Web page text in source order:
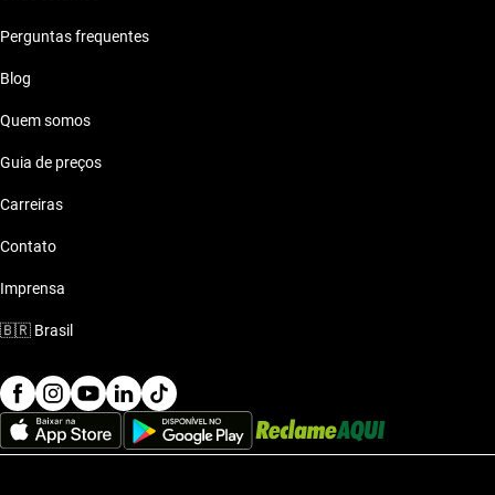
Porsche 2020 ate 60 mil reais
Porsche 2020 ate 70 mil reais
Porsche 2020 ate 80 mil reais
Perguntas frequentes
Blog
Quem somos
Guia de preços
Carreiras
Contato
Imprensa
🇧🇷 Brasil